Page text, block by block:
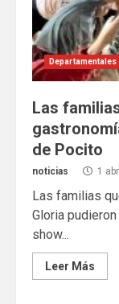
Departamentales
Las
de Pocito
noticias 1
Las familias
Gloria
show...
Leer Más